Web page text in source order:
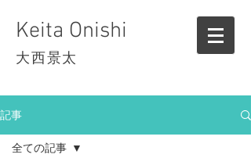
Keita Onishi
大西景太
記事
全ての記事